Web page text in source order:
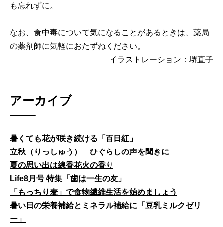
も忘れずに。
なお、食中毒について気になることがあるときは、薬局
の薬剤師に気軽におたずねください。
イラストレーション：堺直子
アーカイブ
暑くても花が咲き続ける「百日紅」
立秋（りっしゅう） ひぐらしの声を聞きに
夏の思い出は線香花火の香り
Life8月号 特集「歯は一生の友」
「もっちり麦」で食物繊維生活を始めましょう
暑い日の栄養補給とミネラル補給に「豆乳ミルクゼリ
ー」